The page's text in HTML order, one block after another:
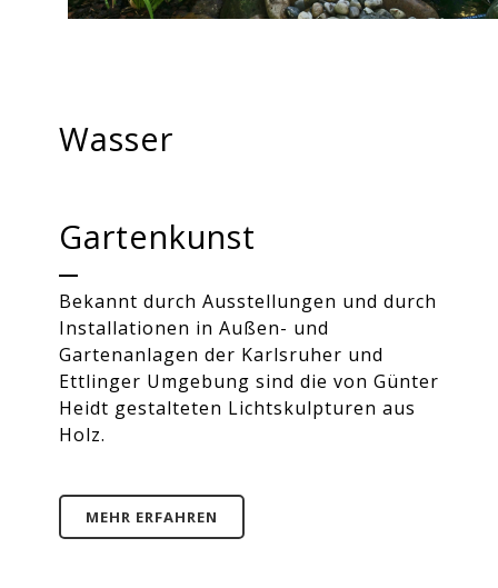
Wasser
lebendiges Element bietet einen großen
Reiz in der Gartengestaltung. Wasser
wird unter anderem gestalterisch als ein
belebendes, akustisch im Hintergrund
wahrnehmbares Medium eingesetzt.
MEHR ERFAHREN
Gartenkunst
Bekannt durch Ausstellungen und durch
Installationen in Außen- und
Gartenanlagen der Karlsruher und
Ettlinger Umgebung sind die von Günter
Heidt gestalteten Lichtskulpturen aus
Holz.
MEHR ERFAHREN